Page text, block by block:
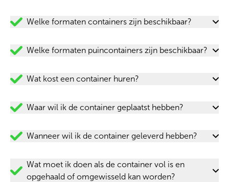
Welke formaten containers zijn beschikbaar?
Welke formaten puincontainers zijn beschikbaar?
Wat kost een container huren?
Waar wil ik de container geplaatst hebben?
Wanneer wil ik de container geleverd hebben?
Wat moet ik doen als de container vol is en
opgehaald of omgewisseld kan worden?